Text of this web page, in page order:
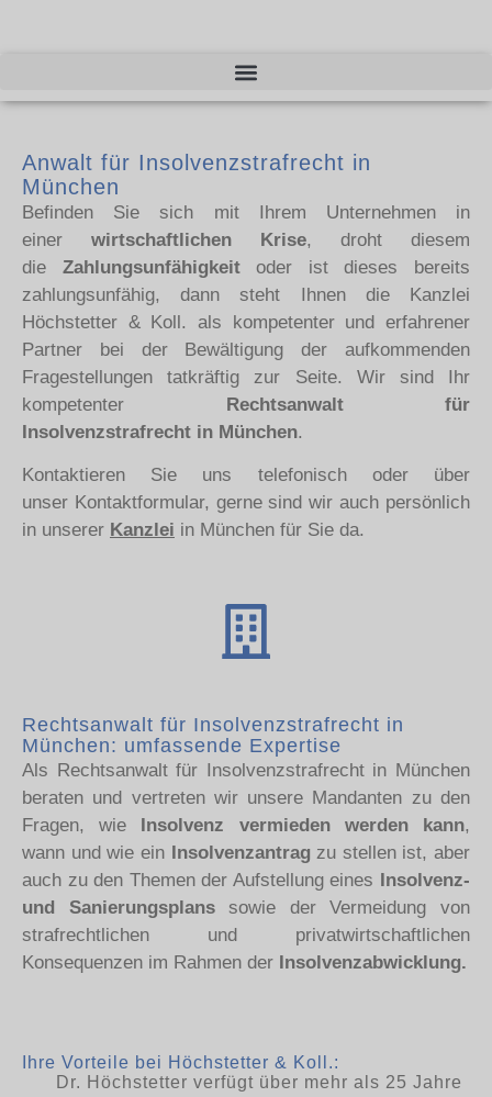
Anwalt für Insolvenzstrafrecht in
München
Befinden Sie sich mit Ihrem Unternehmen in
einer wirtschaftlichen Krise, droht diesem
die Zahlungsunfähigkeitoder ist dieses bereits
zahlungsunfähig, dann steht Ihnen die Kanzlei
Höchstetter & Koll. als kompetenter und erfahrener
Partner bei der Bewältigung der aufkommenden
Fragestellungen tatkräftig zur Seite. Wir sind Ihr
kompetenter Rechtsanwalt für
Insolvenzstrafrecht in München.
Kontaktieren Sie uns telefonisch oder über
unser Kontaktformular, gerne sind wir auch persönlich
in unserer Kanzlei in München für Sie da.
Rechtsanwalt für Insolvenzstrafrecht in
München: umfassende Expertise
Als Rechtsanwalt für Insolvenzstrafrecht in München
beraten und vertreten wir unsere Mandanten zu den
Fragen, wie Insolvenz vermieden werden kann,
wann und wie einInsolvenzantrag zu stellen ist, aber
auch zu den Themen der Aufstellung eines Insolvenz-
und Sanierungsplans sowie der Vermeidung von
strafrechtlichen und privatwirtschaftlichen
Konsequenzen im Rahmen der Insolvenzabwicklung.
Ihre Vorteile bei Höchstetter & Koll.:
Dr. Höchstetter verfügt über mehr als 25 Jahre